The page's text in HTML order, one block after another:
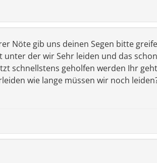
Nöte gib uns deinen Segen bitte
der wir Sehr leiden und das
schnellstens geholfen werden Ihr
wie lange müssen wir noch